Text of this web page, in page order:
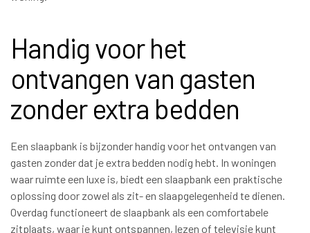
Handig voor het
ontvangen van gasten
zonder extra bedden
Een slaapbank is bijzonder handig voor het ontvangen van
gasten zonder dat je extra bedden nodig hebt. In woningen
waar ruimte een luxe is, biedt een slaapbank een praktische
oplossing door zowel als zit- en slaapgelegenheid te dienen.
Overdag functioneert de slaapbank als een comfortabele
zitplaats, waar je kunt ontspannen, lezen of televisie kunt